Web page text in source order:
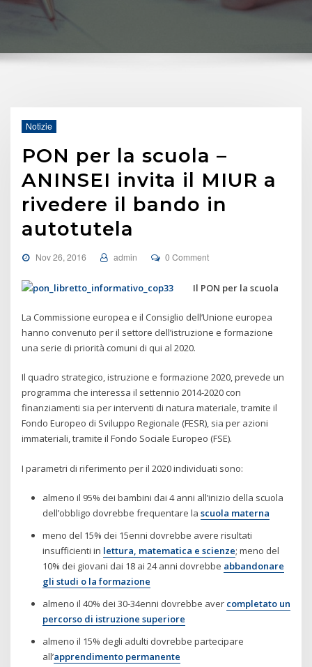
Notizie
PON per la scuola –
ANINSEI invita il MIUR a
rivedere il bando in
autotutela
Nov 26, 2016 admin 0 Comment
Il PON per la scuola
La Commissione europea e il Consiglio dell’Unione europea
hanno convenuto per il settore dell’istruzione e formazione
una serie di priorità comuni di qui al 2020.
Il quadro strategico, istruzione e formazione 2020, prevede un
programma che interessa il settennio 2014-2020 con
finanziamenti sia per interventi di natura materiale, tramite il
Fondo Europeo di Sviluppo Regionale (FESR), sia per azioni
immateriali, tramite il Fondo Sociale Europeo (FSE).
I parametri di riferimento per il 2020 individuati sono:
almeno il 95% dei bambini dai 4 anni all’inizio della scuola
dell’obbligo dovrebbe frequentare la scuola materna
meno del 15% dei 15enni dovrebbe avere risultati
insufficienti in lettura, matematica e scienze; meno del
10% dei giovani dai 18 ai 24 anni dovrebbe abbandonare
gli studi o la formazione
almeno il 40% dei 30-34enni dovrebbe aver completato un
percorso di istruzione superiore
almeno il 15% degli adulti dovrebbe partecipare
all’apprendimento permanente